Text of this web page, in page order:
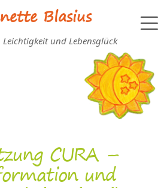
Blasius
und Lebensglück
CURA –
und